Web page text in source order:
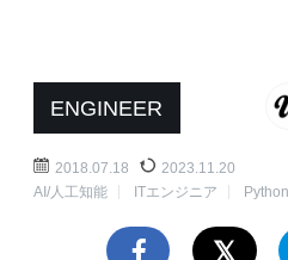
ENGINEER
2018.07.18
2023.11.20
AI/人工知能
ITエンジニア Python